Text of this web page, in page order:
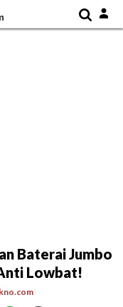
Baterai Jumbo
Lowbat!